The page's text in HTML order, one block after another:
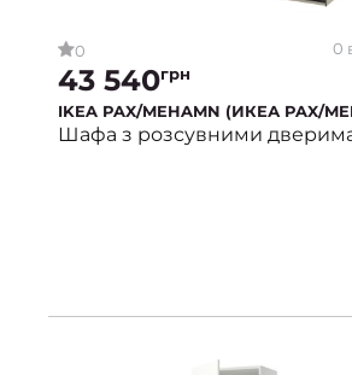
0 0
43 540грн
IKEA PAX/MEHAMN (ИКЕА PAX/
Шафа з розсувними